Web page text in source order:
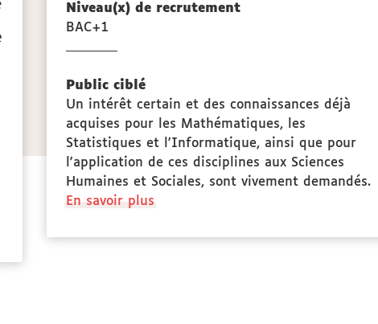
UFR
anthropologie,
Niveau(x) de recrutement
BAC+1
Public ciblé
Un intérêt certain et des connaissances déjà
acquises pour les Mathématiques, les
Statistiques et l'Informatique, ainsi que pour
l'application de ces disciplines aux Sciences
Humaines et Sociales, sont vivement demandés.
En savoir plus
des